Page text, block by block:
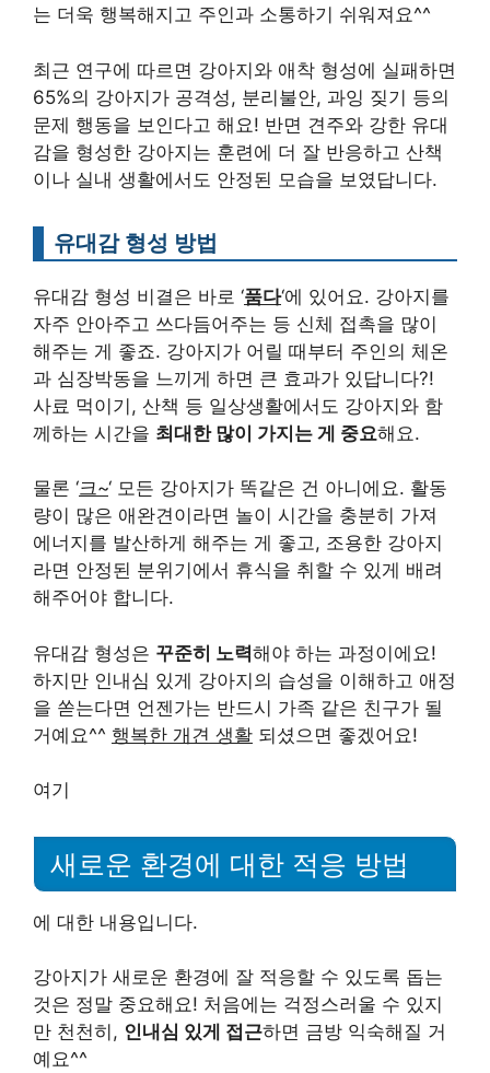
는 더욱 행복해지고 주인과 소통하기 쉬워져요^^
최근 연구에 따르면 강아지와 애착 형성에 실패하면
65%의 강아지가 공격성, 분리불안, 과잉 짖기 등의
문제 행동을 보인다고 해요! 반면 견주와 강한 유대
감을 형성한 강아지는 훈련에 더 잘 반응하고 산책
이나 실내 생활에서도 안정된 모습을 보였답니다.
유대감 형성 방법
유대감 형성 비결은 바로 ‘품다‘에 있어요. 강아지를
자주 안아주고 쓰다듬어주는 등 신체 접촉을 많이
해주는 게 좋죠. 강아지가 어릴 때부터 주인의 체온
과 심장박동을 느끼게 하면 큰 효과가 있답니다?!
사료 먹이기, 산책 등 일상생활에서도 강아지와 함
께하는 시간을 최대한 많이 가지는 게 중요해요.
물론 ‘크~‘ 모든 강아지가 똑같은 건 아니에요. 활동
량이 많은 애완견이라면 놀이 시간을 충분히 가져
에너지를 발산하게 해주는 게 좋고, 조용한 강아지
라면 안정된 분위기에서 휴식을 취할 수 있게 배려
해주어야 합니다.
유대감 형성은 꾸준히 노력해야 하는 과정이에요!
하지만 인내심 있게 강아지의 습성을 이해하고 애정
을 쏟는다면 언젠가는 반드시 가족 같은 친구가 될
거예요^^ 행복한 개견 생활 되셨으면 좋겠어요!
여기
새로운 환경에 대한 적응 방법
에 대한 내용입니다.
강아지가 새로운 환경에 잘 적응할 수 있도록 돕는
것은 정말 중요해요! 처음에는 걱정스러울 수 있지
만 천천히, 인내심 있게 접근하면 금방 익숙해질 거
예요^^